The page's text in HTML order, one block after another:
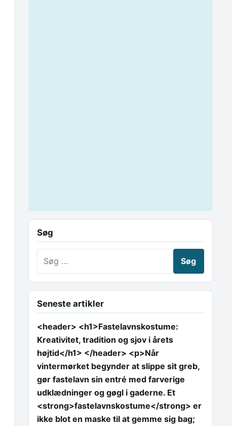
Søg
Seneste artikler
<header> <h1>Fastelavnskostume:
Kreativitet, tradition og sjov i årets
højtid</h1> </header> <p>Når
vintermørket begynder at slippe sit greb,
gør fastelavn sin entré med farverige
udklædninger og gøgl i gaderne. Et
<strong>fastelavnskostume</strong> er
ikke blot en maske til at gemme sig bag;